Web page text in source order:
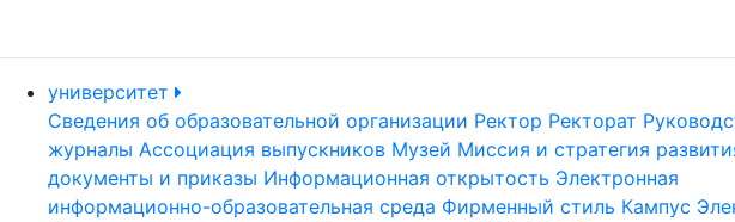
университет
Сведения об образовательной организации Ректор Ректорат
журналы Ассоциация выпускников Музей Миссия и стратегия
документы и приказы Информационная открытость Электронная
информационно-образовательная среда Фирменный стиль Кампус